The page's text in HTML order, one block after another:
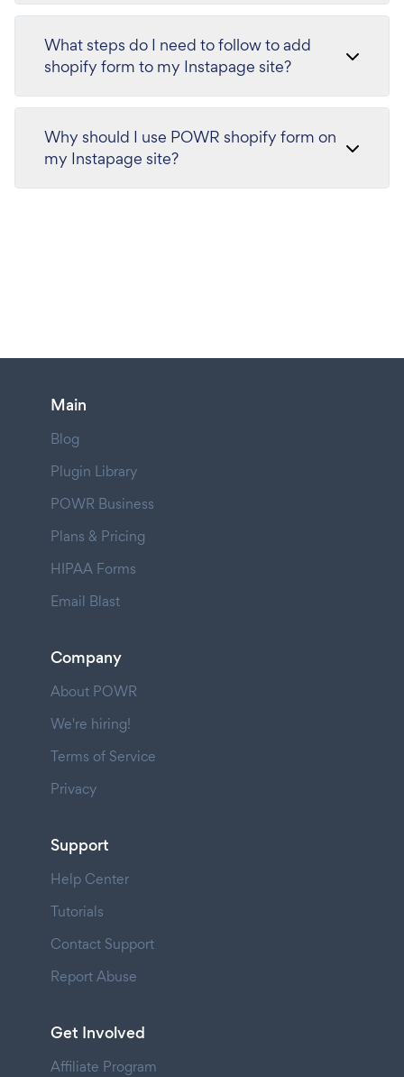
What steps do I need to follow to add
shopify form to my Instapage site?
Why should I use POWR shopify form on
my Instapage site?
Main
Blog
Plugin Library
POWR Business
Plans & Pricing
HIPAA Forms
Email Blast
Company
About POWR
We're hiring!
Terms of Service
Privacy
Support
Help Center
Tutorials
Contact Support
Report Abuse
Get Involved
Affiliate Program